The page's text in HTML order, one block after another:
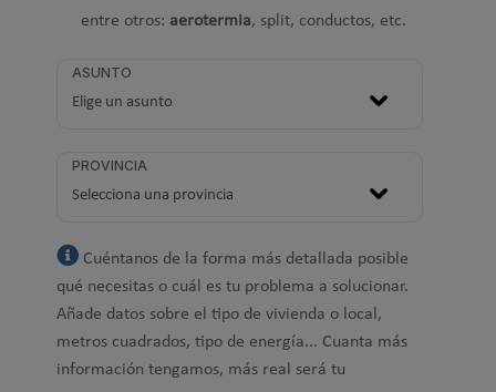
entre otros: aerotermia, split, conductos, etc.
ASUNTO
PROVINCIA
Cuéntanos de la forma más detallada posible
qué necesitas o cuál es tu problema a solucionar.
Añade datos sobre el tipo de vivienda o local,
metros cuadrados, tipo de energía... Cuanta más
información tengamos, más real será tu